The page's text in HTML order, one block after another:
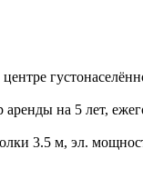
на 5 лет,
3.5 м, эл.